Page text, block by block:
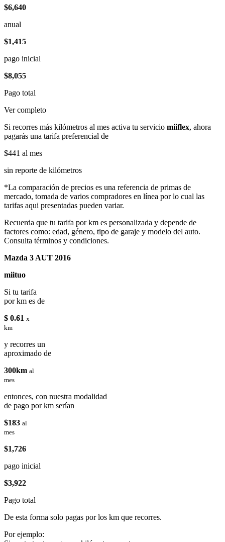
$6,640
anual
$1,415
pago inicial
$8,055
Pago total
Ver completo
Si recorres más kilómetros al mes activa tu servicio miiflex, ahora
pagarás una tarifa preferencial de
$441 al mes
sin reporte de kilómetros
*La comparación de precios es una referencia de primas de
mercado, tomada de varios compradores en línea por lo cual las
tarifas aqui presentadas pueden variar.
Recuerda que tu tarifa por km es personalizada y depende de
factores como: edad, género, tipo de garaje y modelo del auto.
Consulta términos y condiciones.
Mazda 3 AUT 2016
miituo
Si tu tarifa
por km es de
$ 0.61 x
km
y recorres un
aproximado de
300km al
mes
entonces, con nuestra modalidad
de pago por km serían
$183 al
mes
$1,726
pago inicial
$3,922
Pago total
De esta forma solo pagas por los km que recorres.
Por ejemplo: